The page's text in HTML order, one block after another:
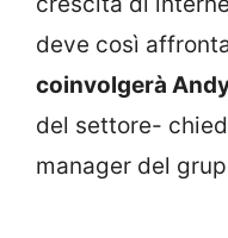
deve così
coinvolgerà
del settore-
manager del